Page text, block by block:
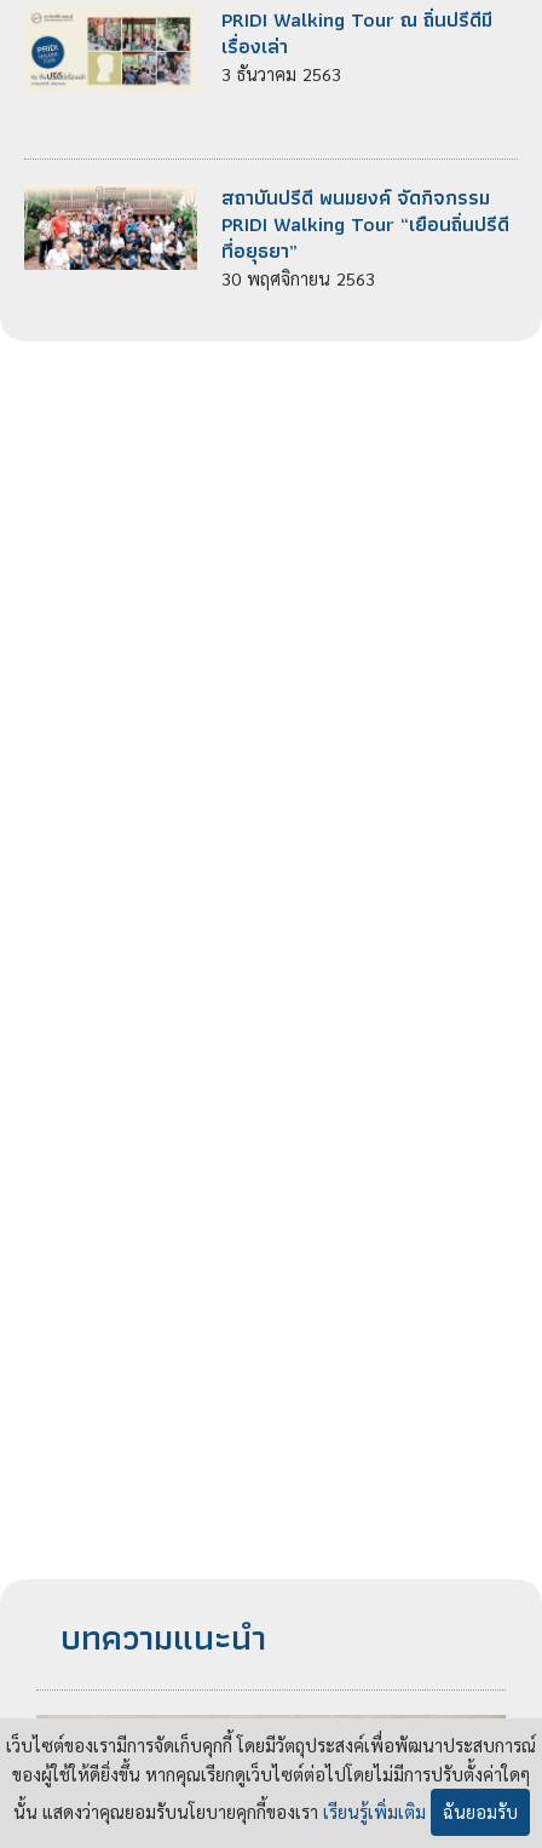
PRIDI Walking Tour ณ ถิ่นปรีดีมี
เรื่องเล่า
3 ธันวาคม 2563
สถาบันปรีดี พนมยงค์ จัดกิจกรรม
PRIDI Walking Tour “เยือนถิ่นปรีดี
ที่อยุธยา”
30 พฤศจิกายน 2563
บทความแนะนำ
เว็บไซต์ของเรามีการจัดเก็บคุกกี้ โดยมีวัตถุประสงค์เพื่อพัฒนาประสบการณ์
ของผู้ใช้ให้ดียิ่งขึ้น หากคุณเรียกดูเว็บไซต์ต่อไปโดยไม่มีการปรับตั้งค่าใดๆ
นั้น แสดงว่าคุณยอมรับนโยบายคุกกี้ของเรา เรียนรู้เพิ่มเติม ฉันยอมรับ